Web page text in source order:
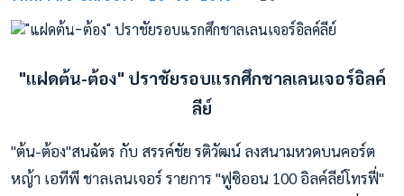
"แฝดต้น-ต้อง" ปราชัยรอบแรกศึกชาลเลนเจอร์อิลค์
ลีย์
"ต้น-ต้อง"สนฉัตร กับ สรรค์ชัย รติวัฒน์ ลงสนามหวดบนคอร์ต
หญ้า เอทีพี ชาลเลนเจอร์ รายการ "ฟูซิออน 100 อิลค์ลีย์โทรฟี่"